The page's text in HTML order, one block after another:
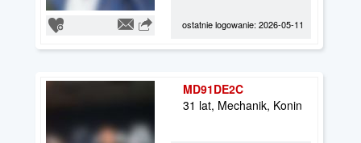
ostatnie logowanie: 2026-05-11
MD91DE2C
31 lat, Mechanik, Konin